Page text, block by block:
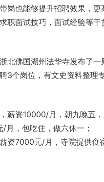
岗也能够提升招聘效果，
职面试技巧，面试经验等
北佛国湖州法华寺发布了
3个岗位，有文史资料整理
薪资10000/月，朝九晚五
月，包吃住，做六休一；
资7000元/月，寺院提供食